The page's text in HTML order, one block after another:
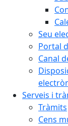
Seu
Portal
Canal
Serveis i
Tràmits
Cens